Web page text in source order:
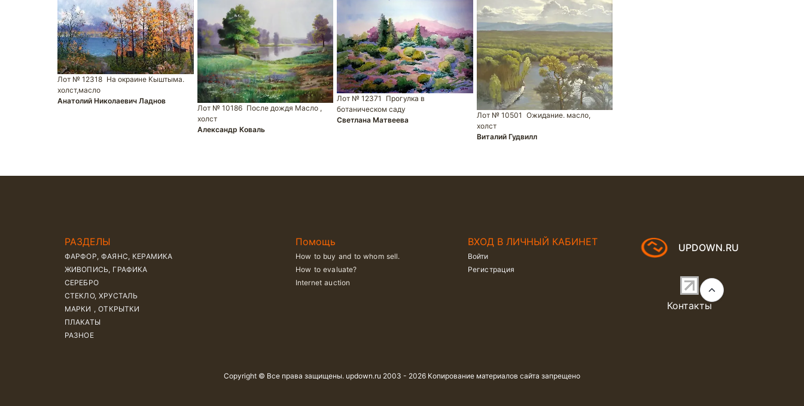
Лот № 12318 На окраине Кыштыма.
холст,масло
Анатолий Николаевич Ладнов
Лот № 10186 После дождя Масло ,
холст
Александр Коваль
Лот № 12371
Прогулка в
ботаническом саду
Светлана Матвеева
Лот № 10501 Ожидание. масло,
холст
Виталий Гудвилл
РАЗДЕЛЫ
ФАРФОР, ФАЯНС, КЕРАМИКА
ЖИВОПИСЬ, ГРАФИКА
СЕРЕБРО
СТЕКЛО, ХРУСТАЛЬ
МАРКИ , ОТКРЫТКИ
ПЛАКАТЫ
РАЗНОЕ
Помощь
How to buy and to whom sell.
How to evaluate?
Internet auction
ВХОД В ЛИЧНЫЙ КАБИНЕТ
Войти
Регистрация
UPDOWN.RU
Контакты
Copyright © Все права защищены. updown.ru 2003 - 2026 Копирование материалов сайта запрещено